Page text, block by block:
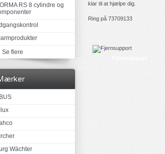
RS 8 cylindre og
Se flere
Wächter
klar til at hjælpe dig.
Ring på 73709133